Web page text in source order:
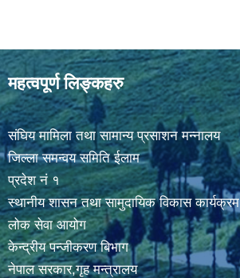
महत्वपूर्ण लिङ्कहरु
संघिय मामिला तथा सामान्य प्रसाशन मन्नालय
जिल्ला समन्वय समिति ईलाम
प्रदेश नं १
स्थानीय शासन तथा सामुदायिक विकास कार्यक्रम
लोक सेवा आयोग
केन्द्रीय पन्जीकरण बिभाग
नेपाल सरकार,गृह मन्त्रालय